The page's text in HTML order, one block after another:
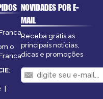
o
:
|
NOVIDADES POR E-
MAIL
Receba grátis as
principais notícias,
dicas e promoções